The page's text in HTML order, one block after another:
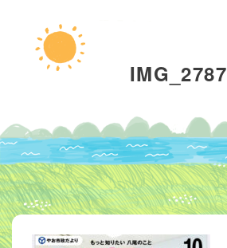
ホーム
スタジオへのアクセス
レッスンについて
スタジオレッスン
オンラインレッスン
IMG_2787